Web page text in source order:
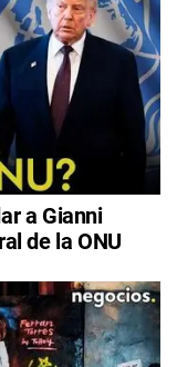
a Gianni
de la ONU